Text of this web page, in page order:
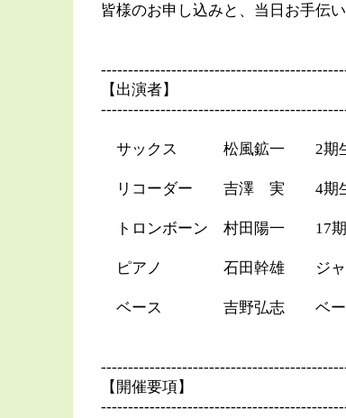
皆様のお申し込みと、当日お手伝
【出演者】
サックス 松風鉱一 2期
リコーダー 吉澤 実 4期
トロンボーン 村田陽一 17期
ピアノ 石田幹雄 ジャズ
ベース 吉野弘志 ベー
【開催要項】